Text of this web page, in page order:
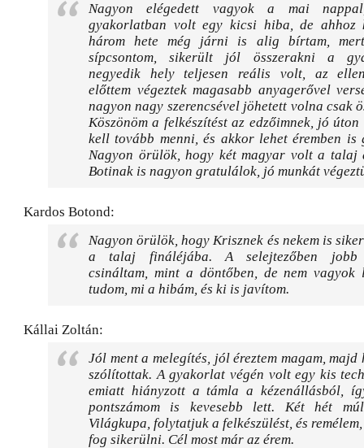
Nagyon elégedett vagyok a mai
gyakorlatban volt egy kicsi hiba, de ahhoz
három hete még járni is alig bírtam,
sípcsontom, sikerült jól összerakni a
negyedik hely teljesen reális volt, az
előttem végeztek magasabb anyagerővel
nagyon nagy szerencsével jöhetett volna csak
Köszönöm a felkészítést az edzőimnek, jó
kell tovább menni, és akkor lehet éremben is
Nagyon örülök, hogy két magyar volt a talaj
Botinak is nagyon gratulálok, jó munkát
Kardos Botond:
Nagyon örülök, hogy Krisznek és nekem is
a talaj fináléjába. A selejtezőben jobb
csináltam, mint a döntőben, de nem vagyok
tudom, mi a hibám, és ki is javítom.
Kállai Zoltán:
Jól ment a melegítés, jól éreztem magam,
szólítottak. A gyakorlat végén volt egy kis
emiatt hiányzott a támla a kézenállásból,
pontszámom is kevesebb lett. Két hét
Világkupa, folytatjuk a felkészülést, és
fog sikerülni. Cél most már az érem.